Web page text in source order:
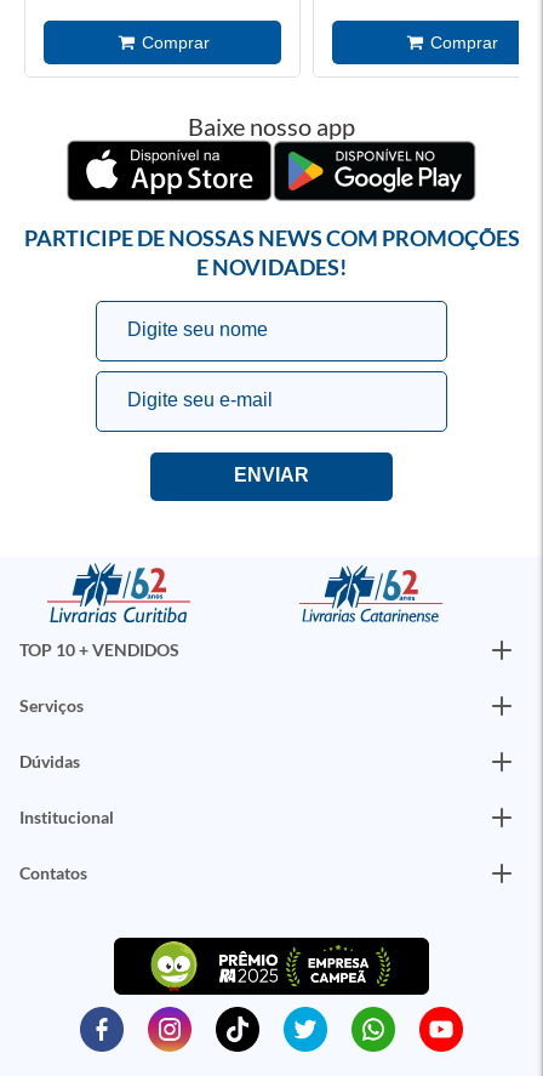
Baixe nosso app
PARTICIPE DE NOSSAS NEWS COM PROMOÇÕES
E NOVIDADES!
TOP 10 + VENDIDOS
Serviços
Dúvidas
Institucional
Contatos